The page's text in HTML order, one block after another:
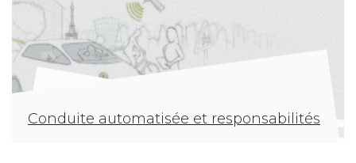
Conduite automatisée et responsabilités